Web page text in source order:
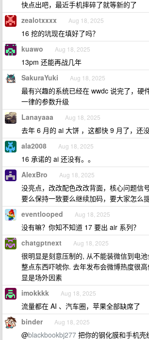
快点出吧，最近手机摔碎了就等新的了
zealotxxxx Aug 18, 2025
16 挖的坑现在填好了吗？
kuawo Aug 18, 2025
13pm 还能再战几年
SakuraYuki Aug 18, 2025
最有兴趣的系统已经在 wwdc 说完了，硬
一律的参数升级
Lanayaaa Aug 18, 2025
去年 6 月的 ai 大饼 ，这都快 9 月了，还没
ala2008 Aug 18, 2025
16 承诺的 ai 还没有。。
AlexBro Aug 18, 2025
没亮点，改改配色改改背面，核心问题信
要么保持一致要么继续加码，要大家怎么
eventlooped Aug 18, 2025
没有嘛？你知不知道 17 要出 air 系列？
chatgptnext Aug 18, 2025
很明显是刻意压制的, 从不能装微信到电
整点东西吓唬你. 去年发布会微博热度很
显是场外因素
imokkkk Aug 18, 2025
流量都在 AI 、汽车圈，苹果全部缺席了
binder Aug 18, 2025
@blackbookbj277 把你的钢化膜和手机壳